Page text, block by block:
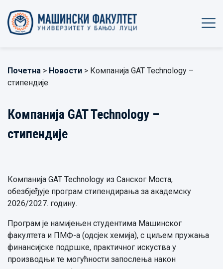
Почетна > Новости > Компанија GAT Technology –
стипендије
Компанија GAT Technology –
стипендије
Компанија GAT Technology из Санског Моста,
обезбјеђује програм стипендирања за академску
2026/2027. годину.
Програм је намијењен студентима Машинског
факултета и ПМФ-а (одсјек хемија), с циљем пружања
финансијске подршке, практичног искуства у
производњи те могућности запослења након